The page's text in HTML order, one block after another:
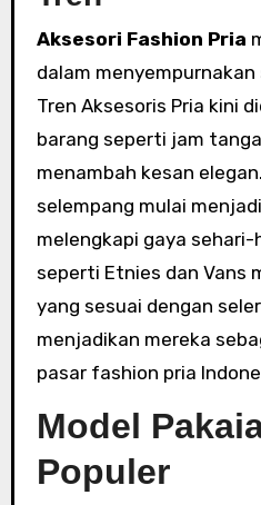
Aksesori Fashion Pria
dalam
Tren Aksesoris Pria kini
barang seperti jam
menambah kesan
selempang mulai
melengkapi gaya sehari-
seperti Etnies dan Vans
yang sesuai dengan
menjadikan mereka
pasar fashion pria
Model
Populer